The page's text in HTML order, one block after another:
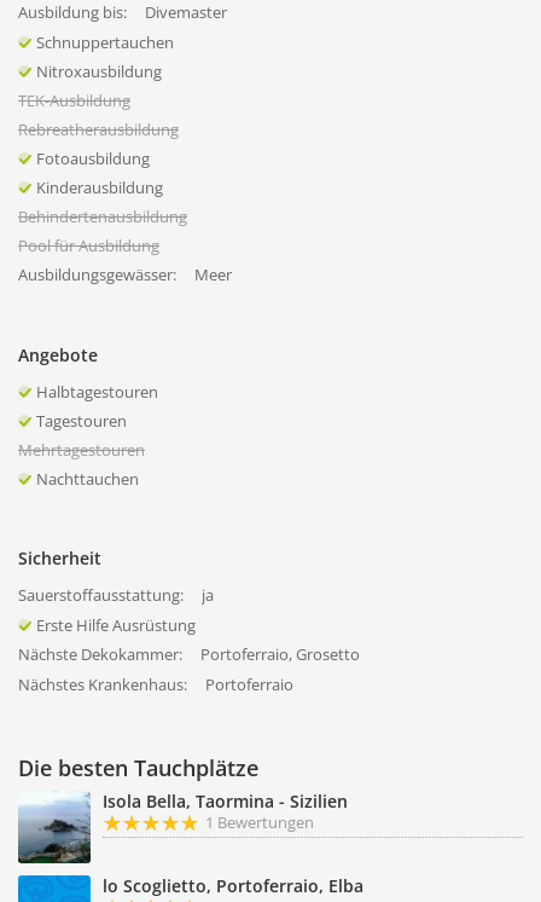
Ausbildung bis:
Divemaster
Schnuppertauchen
Nitroxausbildung
TEK-Ausbildung
Rebreatherausbildung
Fotoausbildung
Kinderausbildung
Behindertenausbildung
Pool für Ausbildung
Ausbildungsgewässer:
Meer
Angebote
Halbtagestouren
Tagestouren
Mehrtagestouren
Nachttauchen
Sicherheit
Sauerstoffausstattung:
ja
Erste Hilfe Ausrüstung
Nächste Dekokammer:
Portoferraio, Grosetto
Nächstes Krankenhaus:
Portoferraio
Die besten Tauchplätze
Isola Bella, Taormina - Sizilien
1 Bewertungen
lo Scoglietto, Portoferraio, Elba